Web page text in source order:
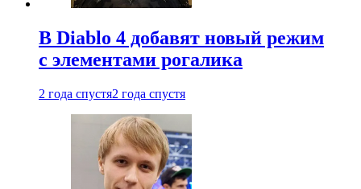
В Diablo 4 добавят новый режим
с элементами рогалика
2 года спустя2 года спустя